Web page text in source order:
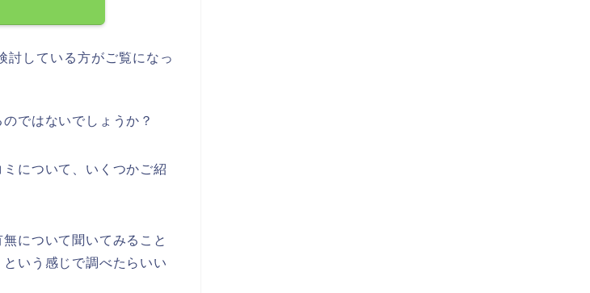
討している方がご覧になっ
ではないでしょうか？
について、いくつかご紹
について聞いてみること
いう感じで調べたらいい